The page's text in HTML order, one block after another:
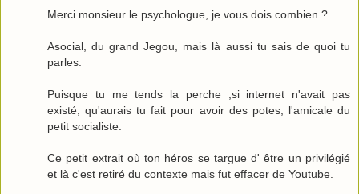
Merci monsieur le psychologue, je vous dois combien ?
Asocial, du grand Jegou, mais là aussi tu sais de quoi tu
parles.
Puisque tu me tends la perche ,si internet n'avait pas
existé, qu'aurais tu fait pour avoir des potes, l'amicale du
petit socialiste.
Ce petit extrait où ton héros se targue d' être un privilégié
et là c'est retiré du contexte mais fut effacer de Youtube.